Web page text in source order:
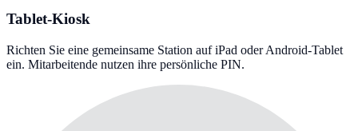
Tablet-Kiosk
Richten Sie eine gemeinsame Station auf iPad oder Android-Tablet
ein. Mitarbeitende nutzen ihre persönliche PIN.